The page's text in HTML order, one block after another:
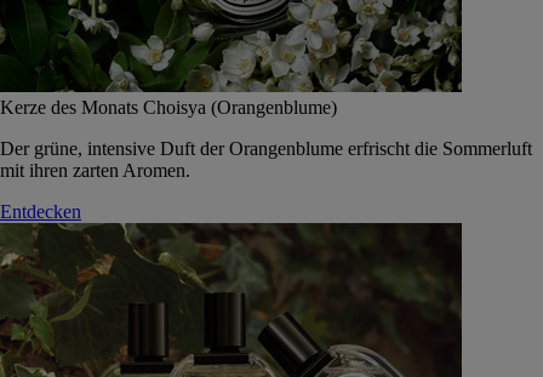
Kerze des Monats Choisya (Orangenblume)
Der grüne, intensive Duft der Orangenblume erfrischt die Sommerluft
mit ihren zarten Aromen.
Entdecken